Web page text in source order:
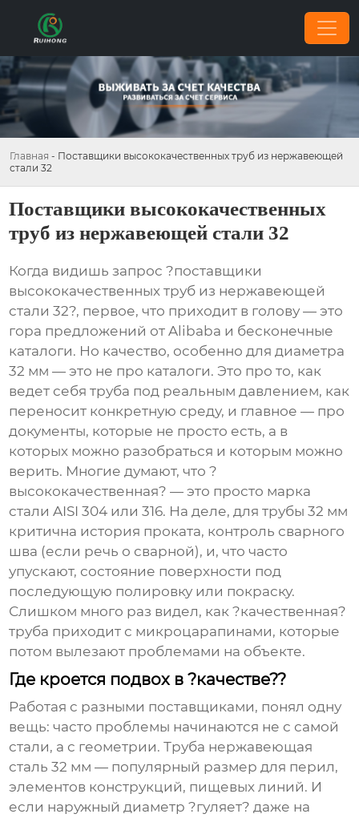
Главная - Поставщики высококачественных труб из нержавеющей
стали 32
Поставщики высококачественных
труб из нержавеющей стали 32
Когда видишь запрос ?поставщики
высококачественных труб из нержавеющей
стали 32?, первое, что приходит в голову — это
гора предложений от Alibaba и бесконечные
каталоги. Но качество, особенно для диаметра
32 мм — это не про каталоги. Это про то, как
ведет себя труба под реальным давлением, как
переносит конкретную среду, и главное — про
документы, которые не просто есть, а в
которых можно разобраться и которым можно
верить. Многие думают, что ?
высококачественная? — это просто марка
стали AISI 304 или 316. На деле, для трубы 32 мм
критична история проката, контроль сварного
шва (если речь о сварной), и, что часто
упускают, состояние поверхности под
последующую полировку или покраску.
Слишком много раз видел, как ?качественная?
труба приходит с микроцарапинами, которые
потом вылезают проблемами на объекте.
Где кроется подвох в ?качестве??
Работая с разными поставщиками, понял одну
вещь: часто проблемы начинаются не с самой
стали, а с геометрии. Труба нержавеющая
сталь 32 мм — популярный размер для перил,
элементов конструкций, пищевых линий. И
если наружный диаметр ?гуляет? даже на